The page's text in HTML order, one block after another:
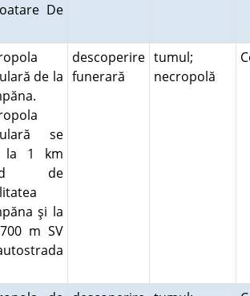
De
de la
se
la 1 km
de
şi la
m SV
descoperire
funerară
tumul;
necropolă